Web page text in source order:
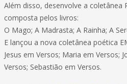
Além disso, desenvolve a coletânea
composta pelos livros:
O Mago; A Madrasta; A Rainha; A
E lançou a nova coletânea poética
Jesus em Versos; Maria em Versos;
Versos; Sebastião em Versos.